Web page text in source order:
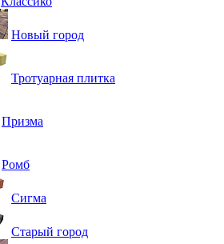
Новый город
Тротуарная плитка
Призма
Ромб
Сигма
Старый город